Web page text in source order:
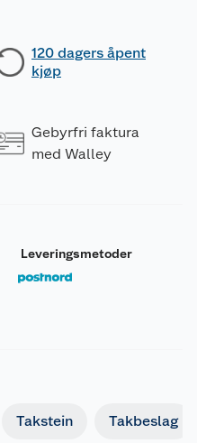
120 dagers åpent
kjøp
Gebyrfri faktura
med Walley
Leveringsmetoder
Takstein Takbeslag